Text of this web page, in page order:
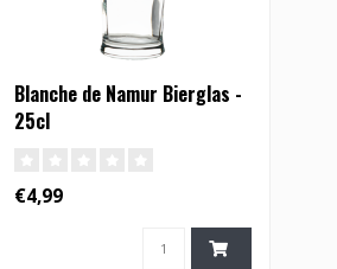
Blanche de Namur Bierglas -
25cl
€4,99